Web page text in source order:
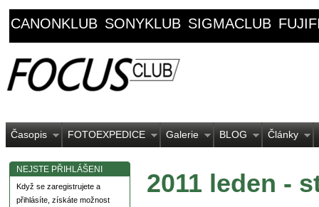
CANONKLUB SONYKLUB SIGMACLUB
Časopis FOTOEXPEDICE Galerie BLOG Články
NEJSTE PŘIHLÁŠENI
Když se zaregistrujete a
přihlásíte, získáte možnost
2011 leden -